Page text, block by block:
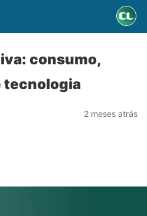
consumo,
tecnologia
2 meses atrás